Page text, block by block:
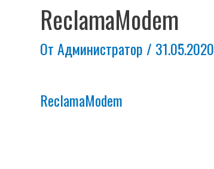
ReclamaModem
ОтАдминистратор / 31.05.2020
ReclamaModem